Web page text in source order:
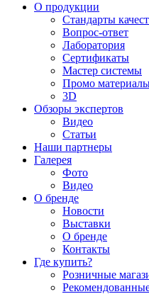
О продукции
Стандарты
Вопрос-ответ
Лаборатория
Сертификаты
Мастер системы
Промо
3D
Обзоры экспертов
Видео
Статьи
Наши партнеры
Галерея
Фото
Видео
О бренде
Новости
Выставки
О бренде
Контакты
Где купить?
Розничные